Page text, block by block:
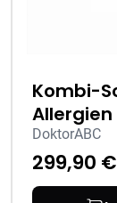
Kombi-
Allergien
DoktorABC
299,90 €